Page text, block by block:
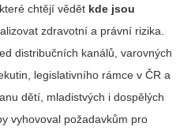
chtějí vědět kde jsou
zdravotní a právní rizika.
distribučních kanálů, varovných
legislativního rámce v ČR a
dětí, mladistvých i dospělých
vyhovoval požadavkům pro